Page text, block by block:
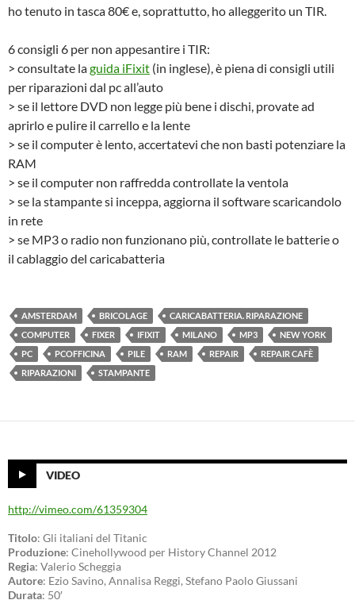
ho tenuto in tasca 80€ e, soprattutto, ho alleggerito un TIR.
6 consigli 6 per non appesantire i TIR:
> consultate laguida iFixit (in inglese), è piena di consigli utili
per riparazioni dal pc all’auto
> se il lettore DVD non legge più bene i dischi, provate ad
aprirlo e pulire il carrello e la lente
> se il computer è lento, accertatevi che non basti potenziare la
RAM
> se il computer non raffredda controllate la ventola
> se la stampante si inceppa, aggiorna il software scaricandolo
in rete
> se MP3 o radio non funzionano più, controllate le batterie o
il cablaggio del caricabatteria
AMSTERDAM BRICOLAGE
CARICABATTERIA. RIPARAZIONE
COMPUTER
FIXER IFIXIT MILANO MP3
NEW YORK
PC
PCOFFICINA PILE RAM REPAIR
REPAIR CAFÈ
RIPARAZIONI
STAMPANTE
VIDEO
http://vimeo.com/61359304
Titolo: Gli italiani del Titanic
Produzione: Cinehollywood per History Channel 2012
Regia: Valerio Scheggia
Autore: Ezio Savino, Annalisa Reggi, Stefano Paolo Giussani
Durata: 50′